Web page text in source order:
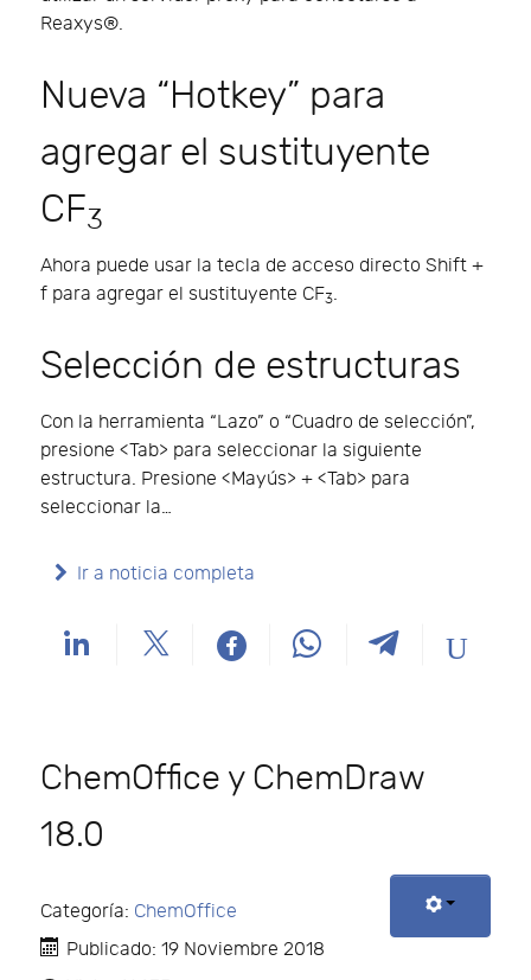
Reaxys®.
Nueva “Hotkey” para
agregar el sustituyente
CF3
Ahora puede usar la tecla de acceso directo Shift +
f para agregar el sustituyente CF3.
Selección de estructuras
Con la herramienta “Lazo” o “Cuadro de selección”,
presione <Tab> para seleccionar la siguiente
estructura. Presione <Mayús> + <Tab> para
seleccionar la…
Ir a noticia completa
ChemOffice y ChemDraw
18.0
Categoría: ChemOffice
Publicado: 19 Noviembre 2018